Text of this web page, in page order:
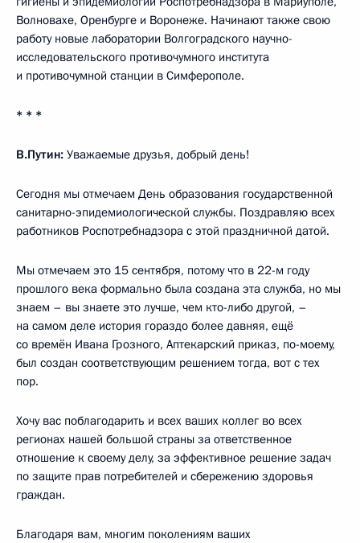
Волновахе, Оренбурге и Воронеже. Начинают также свою
работу новые лаборатории Волгоградского научно-
исследовательского противочумного института
и противочумной станции в Симферополе.
* * *
В.Путин: Уважаемые друзья, добрый день!
Сегодня мы отмечаем День образования государственной
санитарно-эпидемиологической службы. Поздравляю всех
работников Роспотребнадзора с этой праздничной датой.
Мы отмечаем это 15 сентября, потому что в 22-м году
прошлого века формально была создана эта служба, но мы
знаем – вы знаете это лучше, чем кто-либо другой, –
на самом деле история гораздо более давняя, ещё
со времён Ивана Грозного, Аптекарский приказ, по-моему,
был создан соответствующим решением тогда, вот с тех
пор.
Хочу вас поблагодарить и всех ваших коллег во всех
регионах нашей большой страны за ответственное
отношение к своему делу, за эффективное решение задач
по защите прав потребителей и сбережению здоровья
граждан.
Благодаря вам, многим поколениям ваших